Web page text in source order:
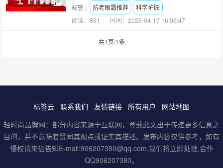
标签： 抗老眼霜推荐
科学护肤
阅读：861
时间：2026-04-17 16:06:47
共1页/1条
标签云 联系我们 友情链接 所有用户
网站地图
轻时尚品牌网：部分内容来源于互联网，登载此文出于传递更多信息之
目的，并不意味着赞同其观点或证实其描述。发布内容仅供参考，如有
侵权请来信告知E-mail:906207380@qq.com,我们将立即处理,合作
QQ906207380。